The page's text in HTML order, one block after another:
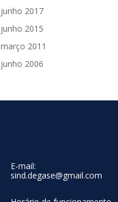
junho 2017
junho 2015
março 2011
junho 2006
E-mail:
sind.degase@gmail.com